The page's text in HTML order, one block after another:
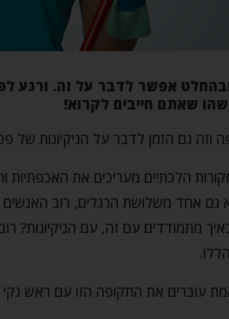
ובהחלט אפשר לדבר על זה. ורגע
שאתם חייבים לקרוא!
וזה גם הזמן לדבר על הניקיונות של
הלכתיים מעריכים את האכפתיות
גם אחד משלושת הרגלים, רוב
מתמודדים עם זה, עם הניקיונות?
עוברים את התקופה הזו עם ראש נקי